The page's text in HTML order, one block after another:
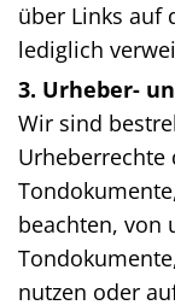
über Links auf
lediglich
3. Urheber-
Wir sind
Urheberrechte
beachten, von
nutzen oder